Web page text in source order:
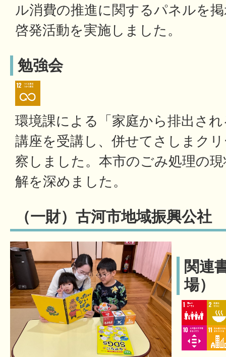
ル消費の推進に関するパネルを
啓発活動を実施しました。
勉強会
環境課による「家庭から排出さ
講座を受講し、併せてさしまク
察しました。本市のごみ処理の
解を深めました。
（一財）古河市地域振興公社
関連
場）